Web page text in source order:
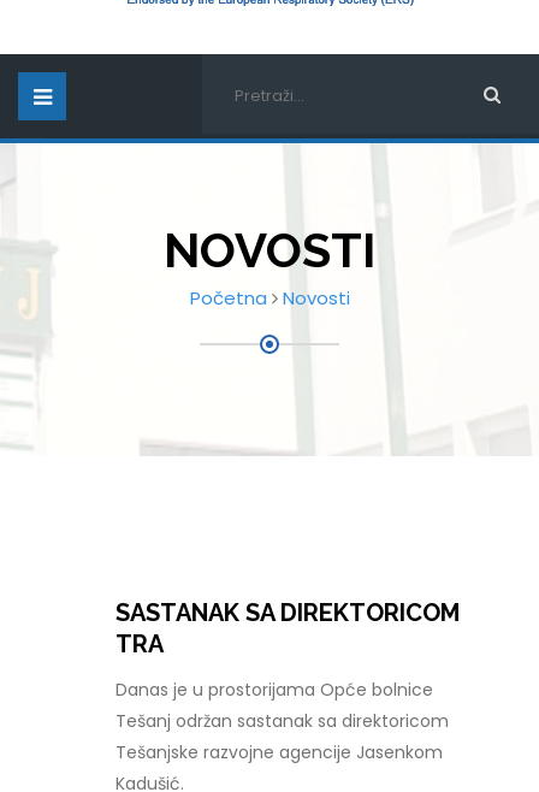
NOVOSTI
Početna Novosti
SASTANAK SA DIREKTORICOM
TRA
Danas je u prostorijama Opće bolnice
Tešanj održan sastanak sa direktoricom
Tešanjske razvojne agencije Jasenkom
Kadušić.